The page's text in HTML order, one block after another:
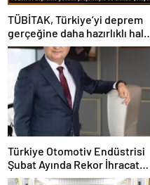
TÜBİTAK, Türkiye’yi deprem
gerçeğine daha hazırlıklı hale
getiriyor
Türkiye Otomotiv Endüstrisi
Şubat Ayında Rekor İhracat
Yaptı